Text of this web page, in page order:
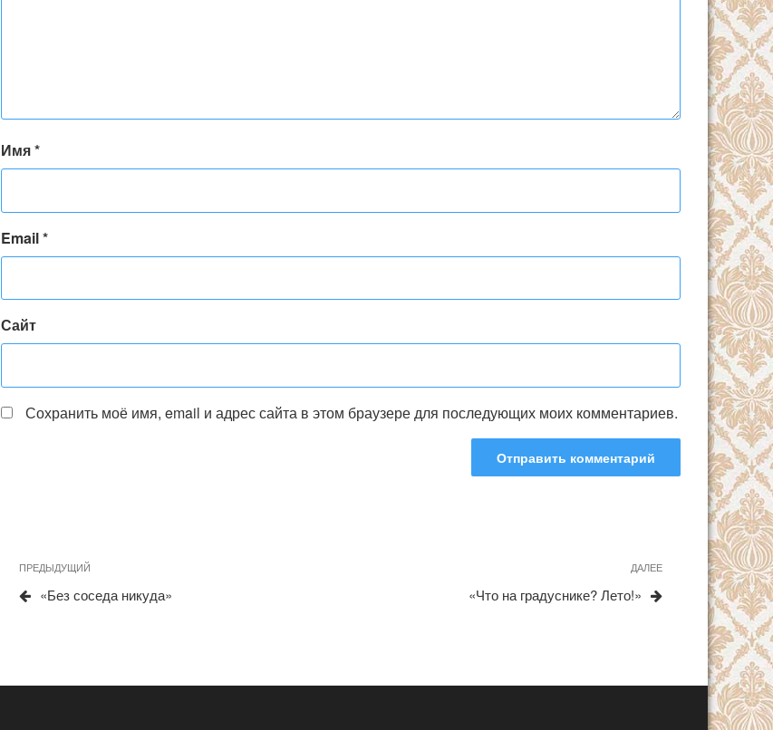
Имя*
Email*
Сайт
Сохранить моё имя, email и адрес сайта в этом браузере для последующих моих комментариев.
Навигация
по
Предыдущая
запись
ПРЕДЫДУЩИЙ
«Без соседа никуда»
Следующая
ДАЛЕЕ
«Что на градуснике? Лето!»